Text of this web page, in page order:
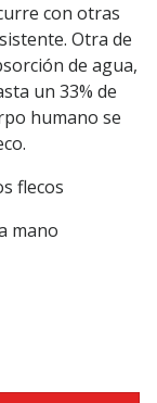
con otras
Otra de
de agua,
un 33% de
humano se
flecos
mano